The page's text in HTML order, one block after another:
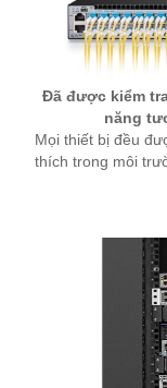
Đã được kiểm
năng
Mọi thiết bị đều
thích trong môi